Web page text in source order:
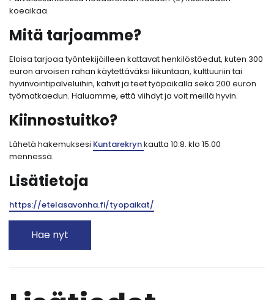
koeaikaa.
Mitä tarjoamme?
Eloisa tarjoaa työntekijöilleen kattavat henkilöstöedut, kuten 300
euron arvoisen rahan käytettäväksi liikuntaan, kulttuuriin tai
hyvinvointipalveluihin, kahvit ja teet työpaikalla sekä 200 euron
työmatkaedun. Haluamme, että viihdyt ja voit meillä hyvin.
Kiinnostuitko?
Lähetä hakemuksesi Kuntarekrynkautta 10.8. klo 15.00
mennessä.
Lisätietoja
https://etelasavonha.fi/tyopaikat/
Hae nyt